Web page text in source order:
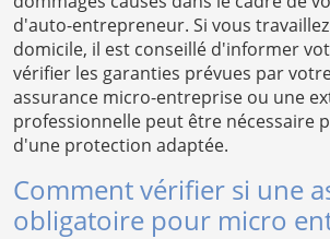
d'auto-entrepreneur. Si vous
domicile, il est conseillé d'informer
vérifier les garanties prévues par
assurance micro-entreprise ou une
professionnelle peut être nécessaire
d'une protection adaptée.
Comment vérifier si une
obligatoire pour micro